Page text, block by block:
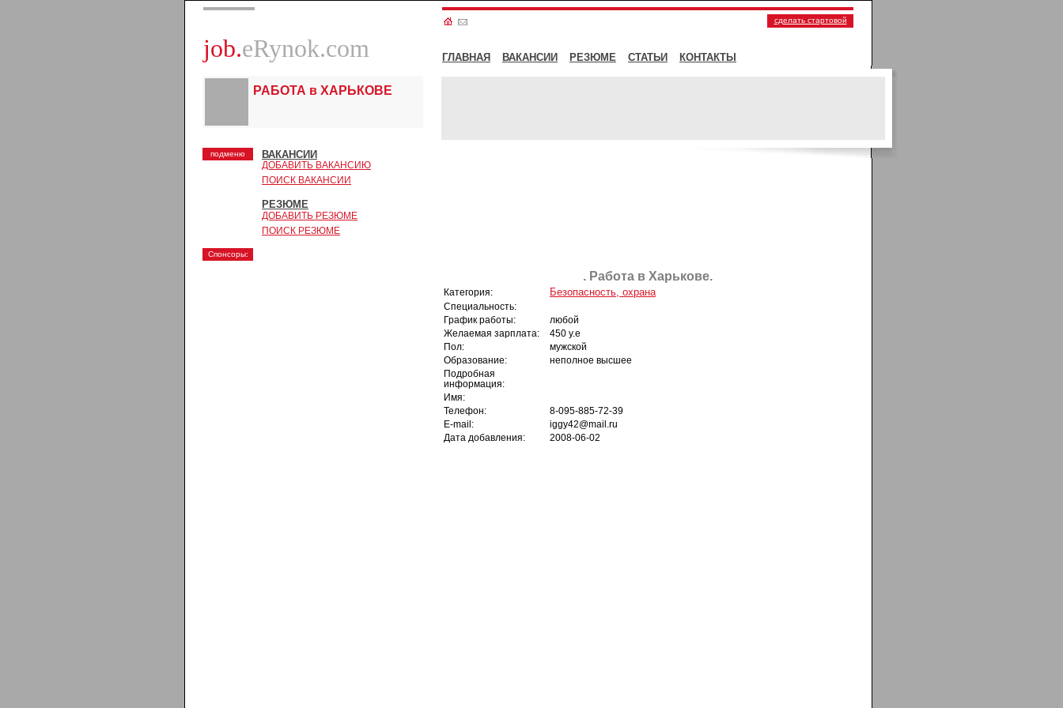
job.eRynok.com
сделать стартовой
ГЛАВНАЯ ВАКАНСИИ РЕЗЮМЕ СТАТЬИ КОНТАКТЫ
РАБОТА в ХАРЬКОВЕ
подменю ВАКАНСИИ
ДОБАВИТЬ ВАКАНСИЮ
ПОИСК ВАКАНСИИ
РЕЗЮМЕ
ДОБАВИТЬ РЕЗЮМЕ
ПОИСК РЕЗЮМЕ
Спонсоры:
. Работа в Харькове.
Категория: Безопасность, охрана
Специальность:
График работы:
любой
Желаемая зарплата:
450 у.е
Пол:
мужской
Образование:
неполное высшее
Подробная
информация:
Имя:
Телефон:
8-095-885-72-39
E-mail:
iggy42@mail.ru
Дата добавления:
2008-06-02